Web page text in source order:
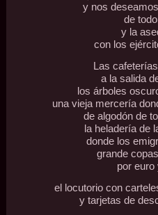
y nos
de
y la
con los
Las
a la salida
los árboles
una vieja mercería
de algodón de
la heladería de
donde los
grande
por euro
el locutorio con
y tarjetas de